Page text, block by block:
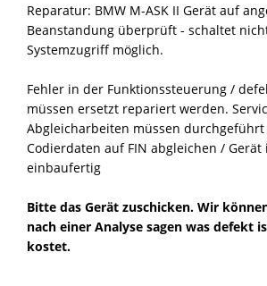
Reparatur: BMW M-ASK II Gerät auf
Beanstandung überprüft - schaltet
Systemzugriff möglich.
Fehler in der Funktionssteuerung /
müssen ersetzt repariert werden.
Abgleicharbeiten müssen durchgeführt
Codierdaten auf FIN abgleichen /
einbaufertig
Bitte das Gerät zuschicken. Wir
nach einer Analyse sagen was defekt
kostet.